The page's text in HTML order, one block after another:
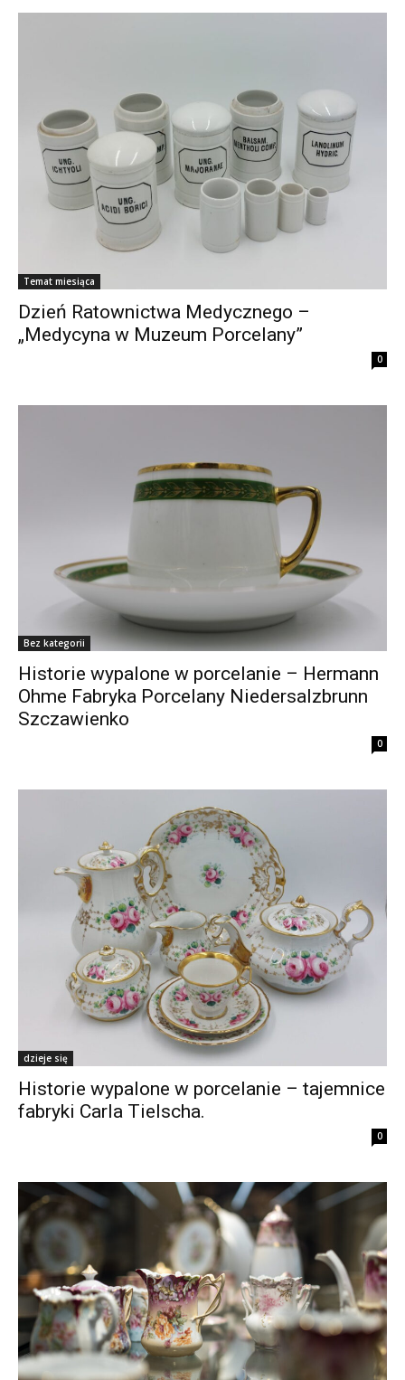
Temat miesiąca
Dzień Ratownictwa Medycznego –
„Medycyna w Muzeum Porcelany”
0
Bez kategorii
Historie wypalone w porcelanie – Hermann
Ohme Fabryka Porcelany Niedersalzbrunn
Szczawienko
0
dzieje się
Historie wypalone w porcelanie – tajemnice
fabryki Carla Tielscha.
0